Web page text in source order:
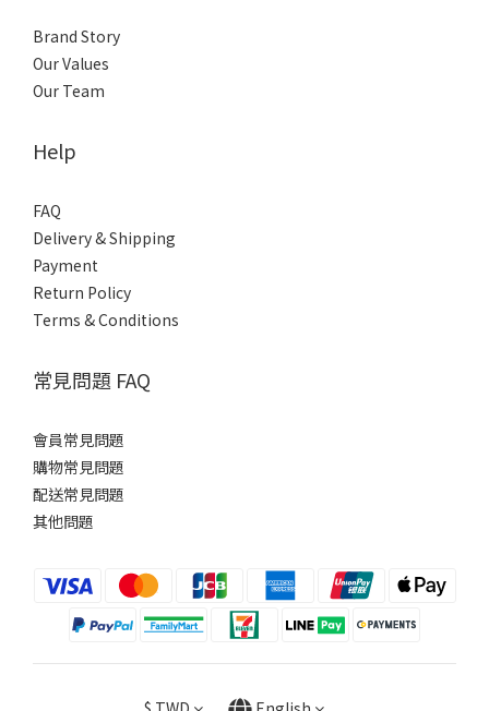
Brand Story
Our Values
Our Team
Help
FAQ
Delivery & Shipping
Payment
Return Policy
Terms & Conditions
常見問題 FAQ
會員常見問題
購物常見問題
配送常見問題
其他問題